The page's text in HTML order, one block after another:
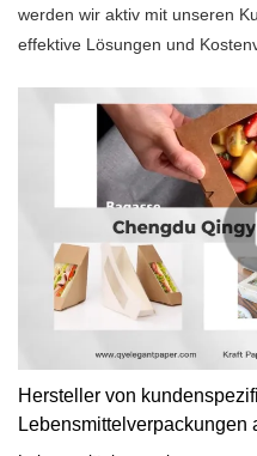
werden wir aktiv mit unseren
effektive Lösungen und
Hersteller von
Lebensmittelverpackungen